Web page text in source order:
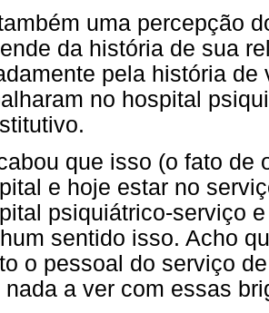
uma percepção
da história de sua
pela história
no hospital
que isso (o fato de
e hoje estar no
psiquiátrico-serviço
sentido isso. Acho
o pessoal do serviço
nada a ver com essas